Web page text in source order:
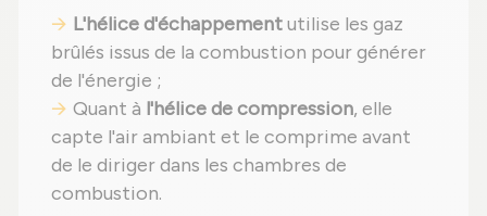
L'hélice d'échappementutilise les gaz
brûlés issus de la combustion pour générer
de l'énergie ;
Quant à l'hélice de compression, elle
capte l'air ambiant et le comprime avant
de le diriger dans les chambres de
combustion.